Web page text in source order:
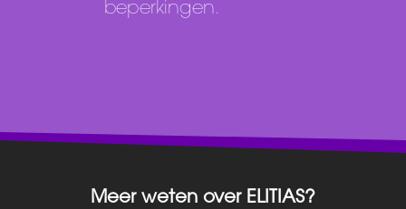
beperkingen.
Meer weten over ELITIAS?